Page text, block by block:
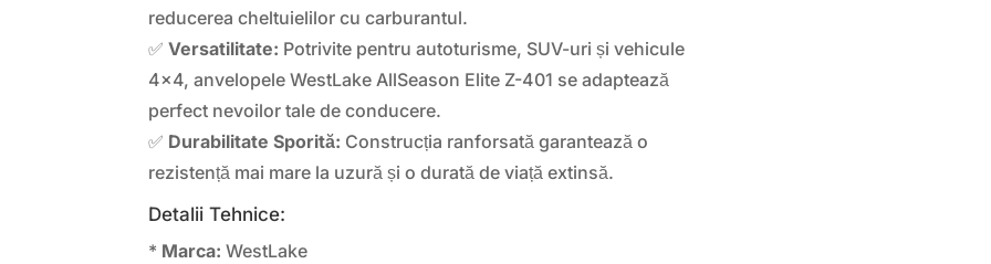
reducerea cheltuielilor cu carburantul.
✅Versatilitate: Potrivite pentru autoturisme, SUV-uri și vehicule
4×4, anvelopele WestLake AllSeason Elite Z-401 se adaptează
perfect nevoilor tale de conducere.
✅ Durabilitate Sporită: Construcția ranforsată garantează o
rezistență mai mare la uzură și o durată de viață extinsă.
Detalii Tehnice:
* Marca: WestLake